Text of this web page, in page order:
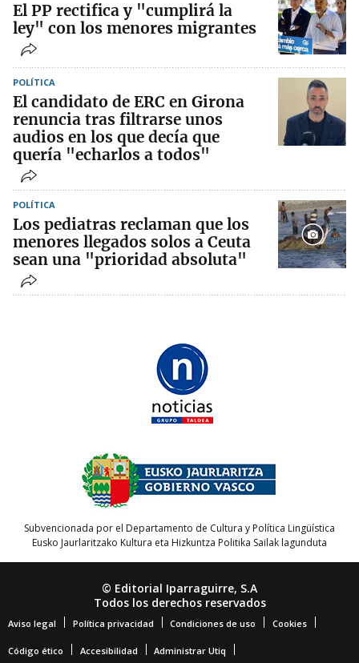
El PP rectifica y "cumplirá la
ley" con los menores migrantes
POLÍTICA
El candidato de ERC en Girona
renuncia tras filtrarse unos
audios en los que decía que
quería "echarlos a todos"
POLÍTICA
Los pediatras reclaman que los
menores llegados solos a Ceuta
sean una "prioridad absoluta"
Subvencionada por el Departamento de Cultura y Política Lingüística
Eusko Jaurlaritzako Kultura eta Hizkuntza Politika Sailak lagunduta
© Editorial Iparraguirre, S.A
Todos los derechos reservados
Aviso legal Política privacidad Condiciones de uso Cookies
Código ético Accesibilidad Administrar Utiq